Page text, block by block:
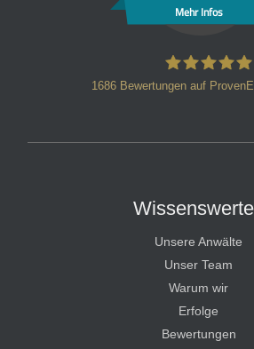
Mehr Infos
1686 Bewertungen auf
Unsere Anwälte
Unser Team
Warum wir
Erfolge
Bewertungen